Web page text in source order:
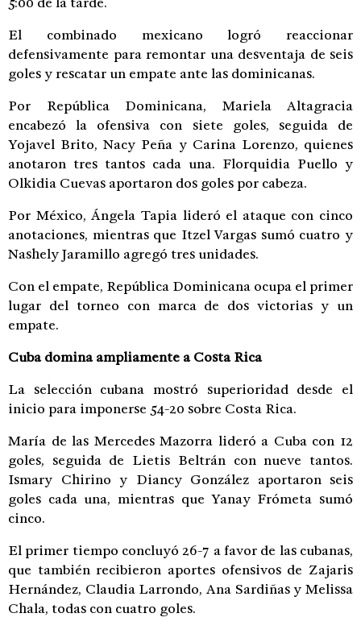
El combinado mexicano logró reaccionar
defensivamente para remontar una desventaja de seis
goles y rescatar un empate ante las dominicanas.
Por República Dominicana, Mariela Altagracia
encabezó la ofensiva con siete goles, seguida de
Yojavel Brito, Nacy Peña y Carina Lorenzo, quienes
anotaron tres tantos cada una. Florquidia Puello y
Olkidia Cuevas aportaron dos goles por cabeza.
Por México, Ángela Tapia lideró el ataque con cinco
anotaciones, mientras que Itzel Vargas sumó cuatro y
Nashely Jaramillo agregó tres unidades.
Con el empate, República Dominicana ocupa el primer
lugar del torneo con marca de dos victorias y un
empate.
Cuba domina ampliamente a Costa Rica
La selección cubana mostró superioridad desde el
inicio para imponerse 54-20 sobre Costa Rica.
María de las Mercedes Mazorra lideró a Cuba con 12
goles, seguida de Lietis Beltrán con nueve tantos.
Ismary Chirino y Diancy González aportaron seis
goles cada una, mientras que Yanay Frómeta sumó
cinco.
El primer tiempo concluyó 26-7 a favor de las cubanas,
que también recibieron aportes ofensivos de Zajaris
Hernández, Claudia Larrondo, Ana Sardiñas y Melissa
Chala, todas con cuatro goles.